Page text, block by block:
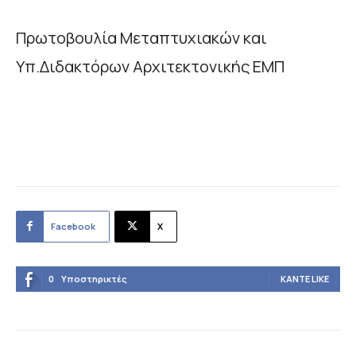
Πρωτοβουλία Μεταπτυχιακών και
Υπ.Διδακτόρων Αρχιτεκτονικής ΕΜΠ
Facebook X
0 Υποστηρικτές ΚΆΝΤΕ LIKE